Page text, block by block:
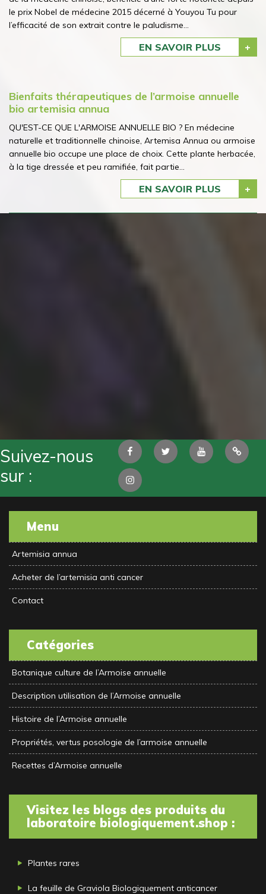
le prix Nobel de médecine 2015 décerné à Youyou Tu pour
l’efficacité de son extrait contre le paludisme...
EN SAVOIR PLUS
Bienfaits thérapeutiques de l’armoise annuelle
bio artemisia annua
QU'EST-CE QUE L'ARMOISE ANNUELLE BIO ? En médecine
naturelle et traditionnelle chinoise, Artemisa Annua ou armoise
annuelle bio occupe une place de choix. Cette plante herbacée,
à la tige dressée et peu ramifiée, fait partie...
EN SAVOIR PLUS
Suivez-nous
sur :
FacebookTwitter Youtube
Instagram
Menu
Artemisia annua
Acheter de l’artemisia anti cancer
Contact
Catégories
Botanique culture de l’Armoise annuelle
Description utilisation de l’Armoise annuelle
Histoire de l’Armoise annuelle
Propriétés, vertus posologie de l’armoise annuelle
Recettes d’Armoise annuelle
Visitez les blogs des produits du
laboratoire biologiquement.shop :
Plantes rares
La feuille de Graviola Biologiquement anticancer